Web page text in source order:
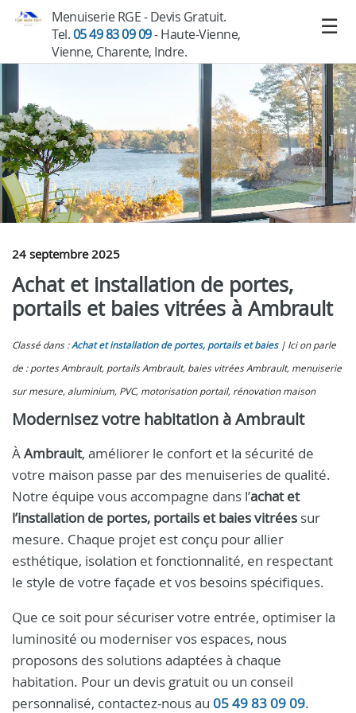
Menuiserie RGE - Devis Gratuit.
Tel.05 49 83 09 09- Haute-Vienne,
Vienne, Charente, Indre.
24 septembre 2025
Achat et installation de portes,
portails et baies vitrées à Ambrault
Classé dans :Achat et installation de portes, portails et baies
Ici on parle
de : portes Ambrault, portails Ambrault, baies vitrées Ambrault, menuiserie
sur mesure, aluminium, PVC, motorisation portail, rénovation maison
Modernisez votre habitation à Ambrault
ÀAmbrault, améliorer le confort et la sécurité de
votre maison passe par des menuiseries de qualité.
Notre équipe vous accompagne dans l’achat et
l’installation de portes, portails et baies vitrées sur
mesure. Chaque projet est conçu pour allier
esthétique, isolation et fonctionnalité, en respectant
le style de votre façade et vos besoins spécifiques.
Que ce soit pour sécuriser votre entrée, optimiser la
luminosité ou moderniser vos espaces, nous
proposons des solutions adaptées à chaque
habitation. Pour un devis gratuit ou un conseil
personnalisé, contactez-nous au 05 49 83 09 09.